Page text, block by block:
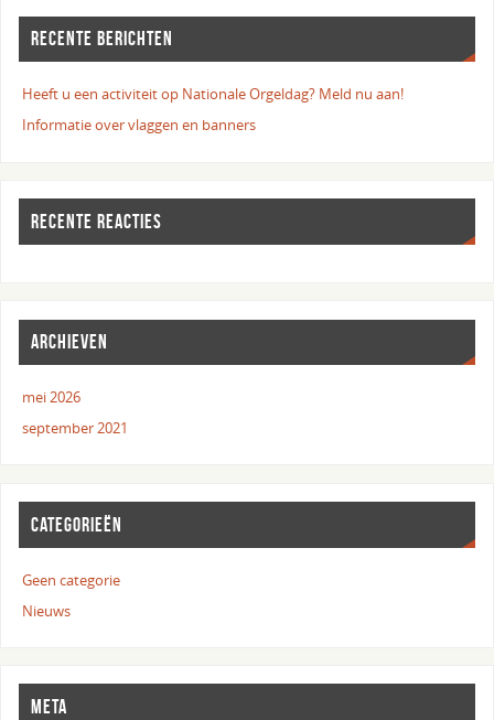
RECENTE BERICHTEN
Heeft u een activiteit op Nationale Orgeldag? Meld nu aan!
Informatie over vlaggen en banners
RECENTE REACTIES
ARCHIEVEN
mei 2026
september 2021
CATEGORIEËN
Geen categorie
Nieuws
META